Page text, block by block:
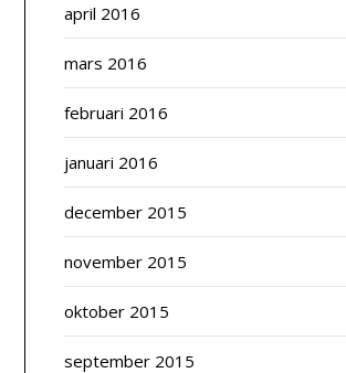
april 2016
mars 2016
februari 2016
januari 2016
december 2015
november 2015
oktober 2015
september 2015